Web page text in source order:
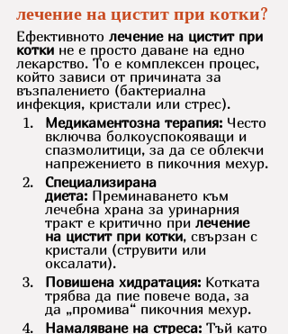
лечение на цистит при котки?
Ефективното лечение на цистит при
котки не е просто даване на едно
лекарство. То е комплексен процес,
който зависи от причината за
възпалението (бактериална
инфекция, кристали или стрес).
Медикаментозна терапия: Често
включва болкоуспокояващи и
спазмолитици, за да се облекчи
напрежението в пикочния мехур.
Специализирана
диета: Преминаването към
лечебна храна за уринарния
тракт е критично при лечение
на цистит при котки, свързан с
кристали (струвити или
оксалати).
Повишена хидратация: Котката
трябва да пие повече вода, за
да „промива“ пикочния мехур.
Намаляване на стреса: Тъй като